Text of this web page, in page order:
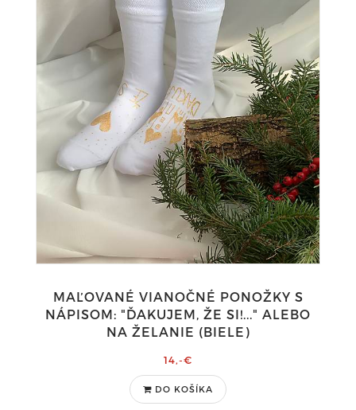
MAĽOVANÉ VIANOČNÉ PONOŽKY S
NÁPISOM: "ĎAKUJEM, ŽE SI!..." ALEBO
NA ŽELANIE (BIELE)
14,-€
DO KOŠÍKA